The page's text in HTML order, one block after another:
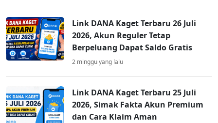
Link DANA Kaget Terbaru 26 Juli
2026, Akun Reguler Tetap
Berpeluang Dapat Saldo Gratis
2 minggu yang lalu
Link DANA Kaget Terbaru 25 Juli
2026, Simak Fakta Akun Premium
dan Cara Klaim Aman